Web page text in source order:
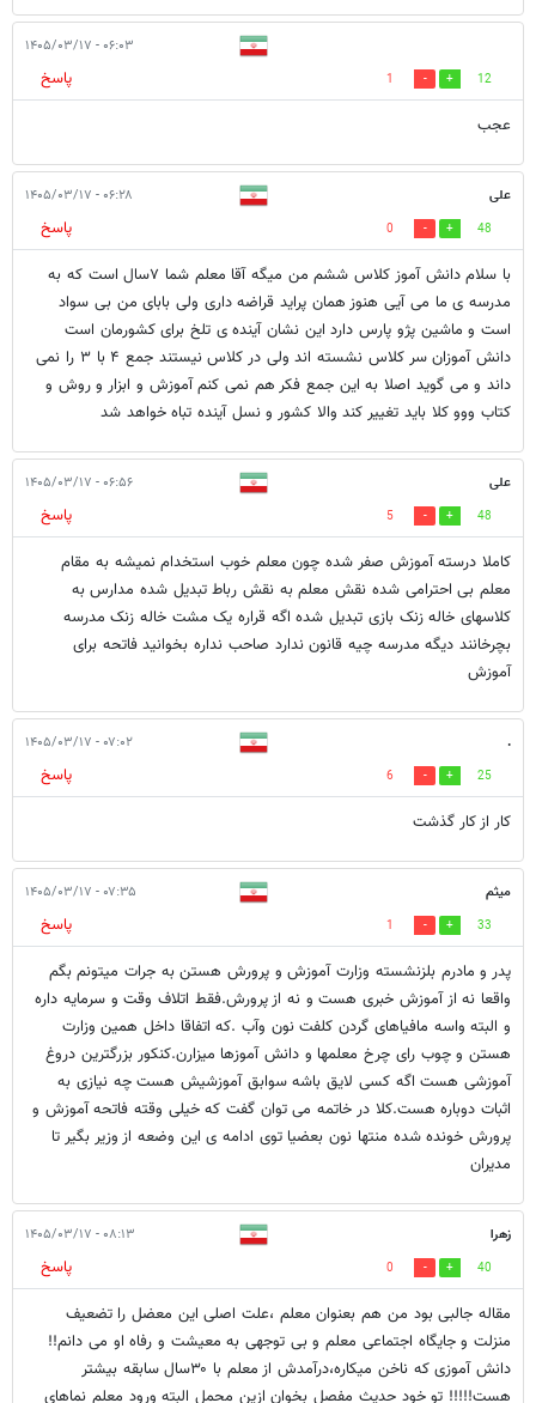
۰۶:۰۳ - ۱۴۰۵/۰۳/۱۷
12
1
پاسخ
عجب
علی ۰۶:۲۸ - ۱۴۰۵/۰۳/۱۷
48
0
پاسخ
با سلام دانش آموز کلاس ششم من میگه آقا معلم شما ۷سال است که به
مدرسه ی ما می آیی هنوز همان پراید قراضه داری ولی بابای من بی سواد
است و ماشین پژو پارس دارد این نشان آینده ی تلخ برای کشورمان است
دانش آموزان سر کلاس نشسته اند ولی در کلاس نیستند جمع ۴ با ۳ را نمی
داند و می گوید اصلا به این جمع فکر هم نمی کنم آموزش و ابزار و روش و
کتاب ووو کلا باید تغییر کند والا کشور و نسل آینده تباه خواهد شد
علی ۰۶:۵۶ - ۱۴۰۵/۰۳/۱۷
48
5
پاسخ
کاملا درسته آموزش صفر شده چون معلم خوب استخدام نمیشه به مقام
معلم بی احترامی شده نقش معلم به نقش رباط تبدیل شده مدارس به
کلاسهای خاله زنک بازی تبدیل شده اگه قراره یک مشت خاله زنک مدرسه
بچرخانند دیگه مدرسه چیه قانون ندارد صاحب نداره بخوانید فاتحه برای
آموزش
. ۰۷:۰۲ - ۱۴۰۵/۰۳/۱۷
25
6
پاسخ
کار از کار گذشت
میثم ۰۷:۳۵ - ۱۴۰۵/۰۳/۱۷
33
1
پاسخ
پدر و مادرم بلزنشسته وزارت آموزش و پرورش هستن به جرات میتونم بگم
واقعا نه از آموزش خبری هست و نه از پرورش.فقط اتلاف وقت و سرمایه داره
و البته واسه مافیاهای گردن کلفت نون و‌آب .که اتفاقا داخل همین وزارت
هستن و چوب رای چرخ معلمها و دانش آموزها میزارن.کنکور بزرگترین دروغ
آموزشی هست اگه کسی لایق باشه سوابق آموزشیش هست چه نیازی به
اثبات دوباره هست.کلا در خاتمه می توان گفت که خیلی وقته فاتحه آموزش و
پرورش خونده شده منتها نون بعضیا توی ادامه ی این وضعه از وزیر بگیر تا
مدیران
زهرا ۰۸:۱۳ - ۱۴۰۵/۰۳/۱۷
40
0
پاسخ
مقاله جالبی بود من هم بعنوان معلم ،علت اصلی این معضل را تضعیف
منزلت و جایگاه اجتماعی معلم و بی توجهی به معیشت و رفاه او می دانم!!
دانش آموزی که ناخن میکاره،درآمدش از معلم با ۳۰سال سابقه بیشتر
هست!!!!! تو خود حدیث مفصل بخوان ازین محمل البته ورود معلم نماهای